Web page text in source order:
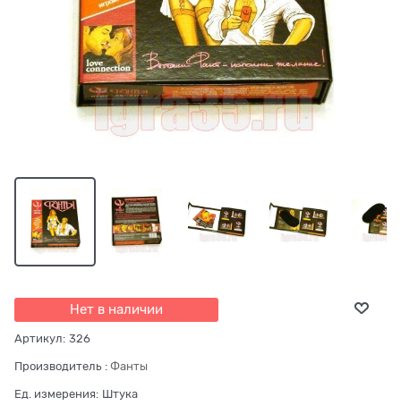
Нет в наличии
Артикул: 326
Производитель : Фанты
Ед. измерения: Штука